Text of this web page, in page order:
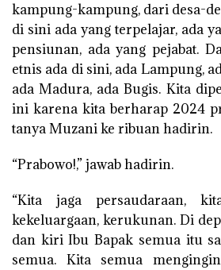
kampung-kampung, dari desa-
di sini ada yang terpelajar, ada
pensiunan, ada yang pejabat.
etnis ada di sini, ada Lampung,
ada Madura, ada Bugis. Kita
ini karena kita berharap 2024
tanya Muzani ke ribuan hadirin.
“Prabowo!,” jawab hadirin.
“Kita jaga persaudaraan,
kekeluargaan, kerukunan. Di
dan kiri Ibu Bapak semua itu
semua. Kita semua